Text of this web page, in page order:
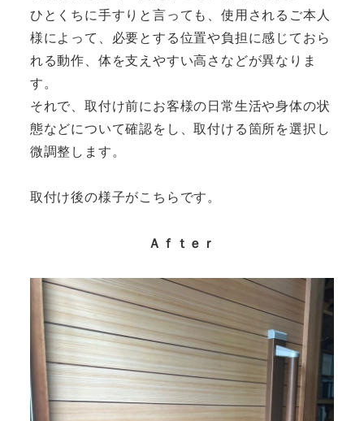
ひとくちに手すりと言っても、使用されるご本人
様によって、必要とする位置や負担に感じておら
れる動作、体を支えやすい高さなどが異なりま
す。
それで、取付け前にお客様の日常生活や身体の状
態などについて確認をし、取付ける箇所を選択し
微調整します。
取付け後の様子がこちらです。
Ａｆｔｅｒ